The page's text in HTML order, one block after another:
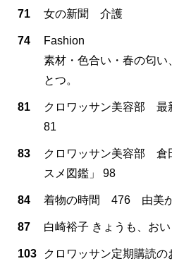
71 女の新聞 介護
74
Fashion
素材・色合い・春の匂
とつ。
81
クロワッサン美容部 最
81
83
クロワッサン美容部 倉
スメ図鑑」 98
84 着物の時間 476 由美
87 白崎裕子 きょうも、お
103 クロワッサン定期購読の